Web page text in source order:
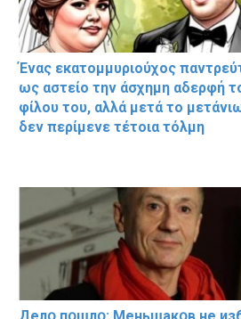
Ένας εκατομμυριούχος
ως αστείο την άσχημη αδερφή
φίλου του, αλλά μετά το
δεν περίμενε τέτοια τόλμη